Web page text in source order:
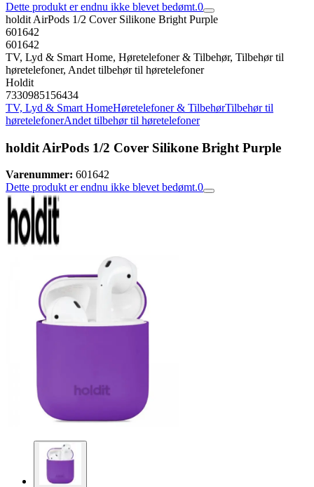
Dette produkt er endnu ikke blevet bedømt.0
holdit AirPods 1/2 Cover Silikone Bright Purple
601642
601642
TV, Lyd & Smart Home, Høretelefoner & Tilbehør, Tilbehør til
høretelefoner, Andet tilbehør til høretelefoner
Holdit
7330985156434
TV, Lyd & Smart HomeHøretelefoner & TilbehørTilbehør til
høretelefonerAndet tilbehør til høretelefoner
holdit AirPods 1/2 Cover Silikone Bright Purple
Varenummer: 601642
Dette produkt er endnu ikke blevet bedømt.0